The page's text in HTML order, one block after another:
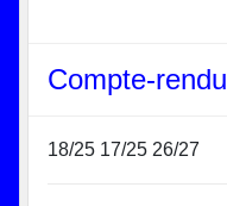
Compte-rendu
18/25 17/25 26/27